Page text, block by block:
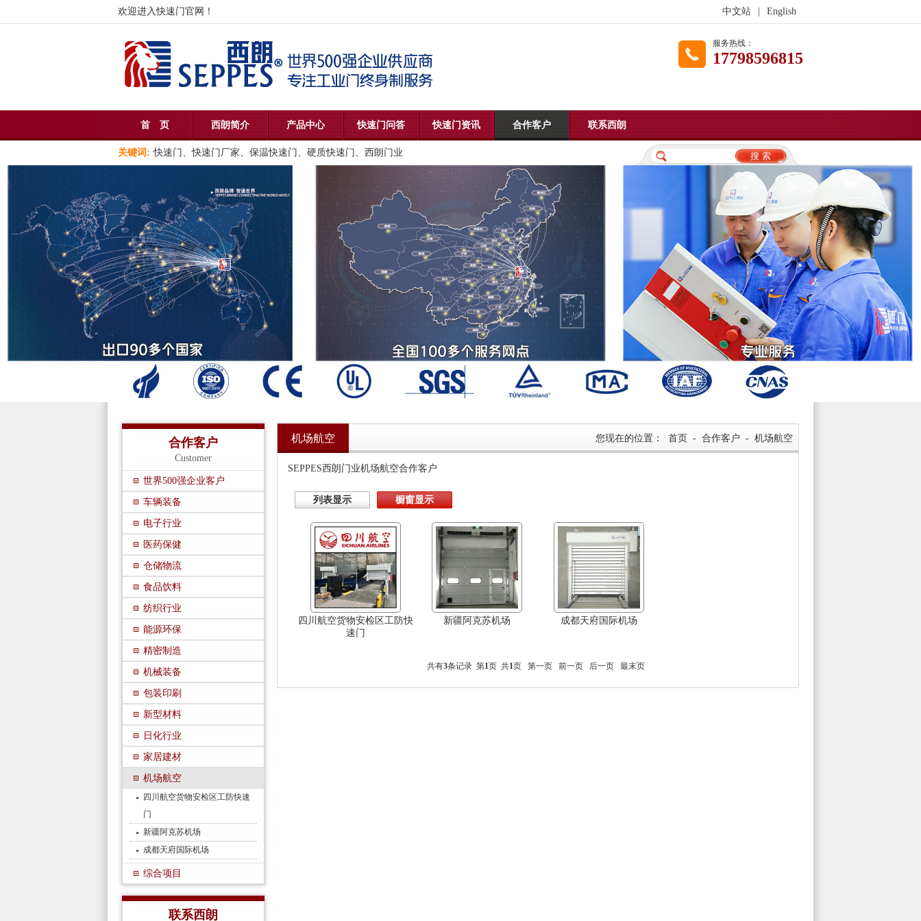
中文站 English
欢迎进入快速门官网！
服务热线：
17798596815
首 页 西朗简介 产品中心 快速门问答 快速门资讯 合作客户 联系西朗
关键词: 快速门、快速门厂家、保温快速门、硬质快速门、西朗门业
合作客户
Customer
世界500强企业客户
车辆装备
电子行业
医药保健
仓储物流
食品饮料
纺织行业
能源环保
精密制造
机械装备
包装印刷
新型材料
日化行业
家居建材
机场航空
四川航空货物安检区工防快速
门
新疆阿克苏机场
成都天府国际机场
综合项目
联系西朗
机场航空 您现在的位置： 首页 - 合作客户 - 机场航空
SEPPES西朗门业机场航空合作客户
列表显示 橱窗显示
四川航空货物安检区工防快
速门
新疆阿克苏机场 成都天府国际机场
共有3条记录 第1页 共1页 第一页 前一页 后一页 最末页